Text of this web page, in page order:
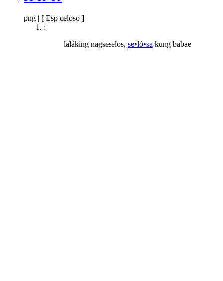
png | [ Esp celoso ]
:
laláking nagseselos, se•ló•sa kung babae